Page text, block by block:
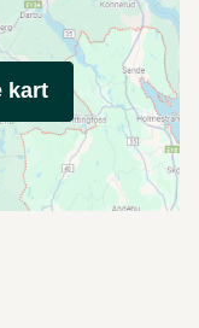
kart